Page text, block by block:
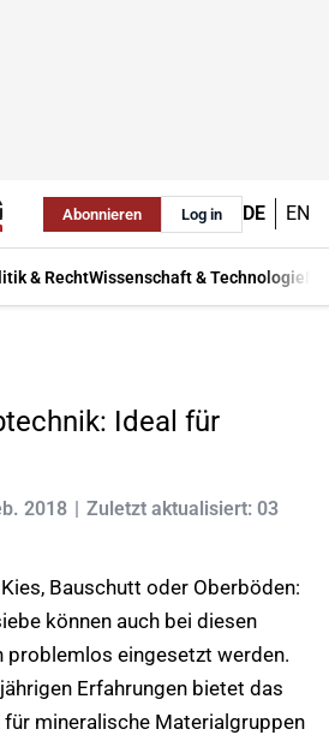
Abonnieren Log in DE EN
& RechtWissenschaft & Technologie
Ideal für
2018
Zuletzt aktualisiert: 03
Bauschutt oder Oberböden:
können auch bei diesen
problemlos eingesetzt werden.
Erfahrungen bietet das
für mineralische Materialgruppen